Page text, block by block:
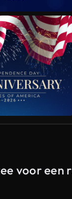
voor een